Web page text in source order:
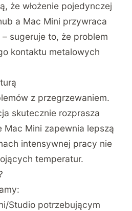
że włożenie pojedynczej
a Mac Mini przywraca
sugeruje to, że problem
kontaktu metalowych
z przegrzewaniem.
skutecznie rozprasza
Mac Mini zapewnia lepszą
intensywnej pracy nie
temperatur.
Studio potrzebującym